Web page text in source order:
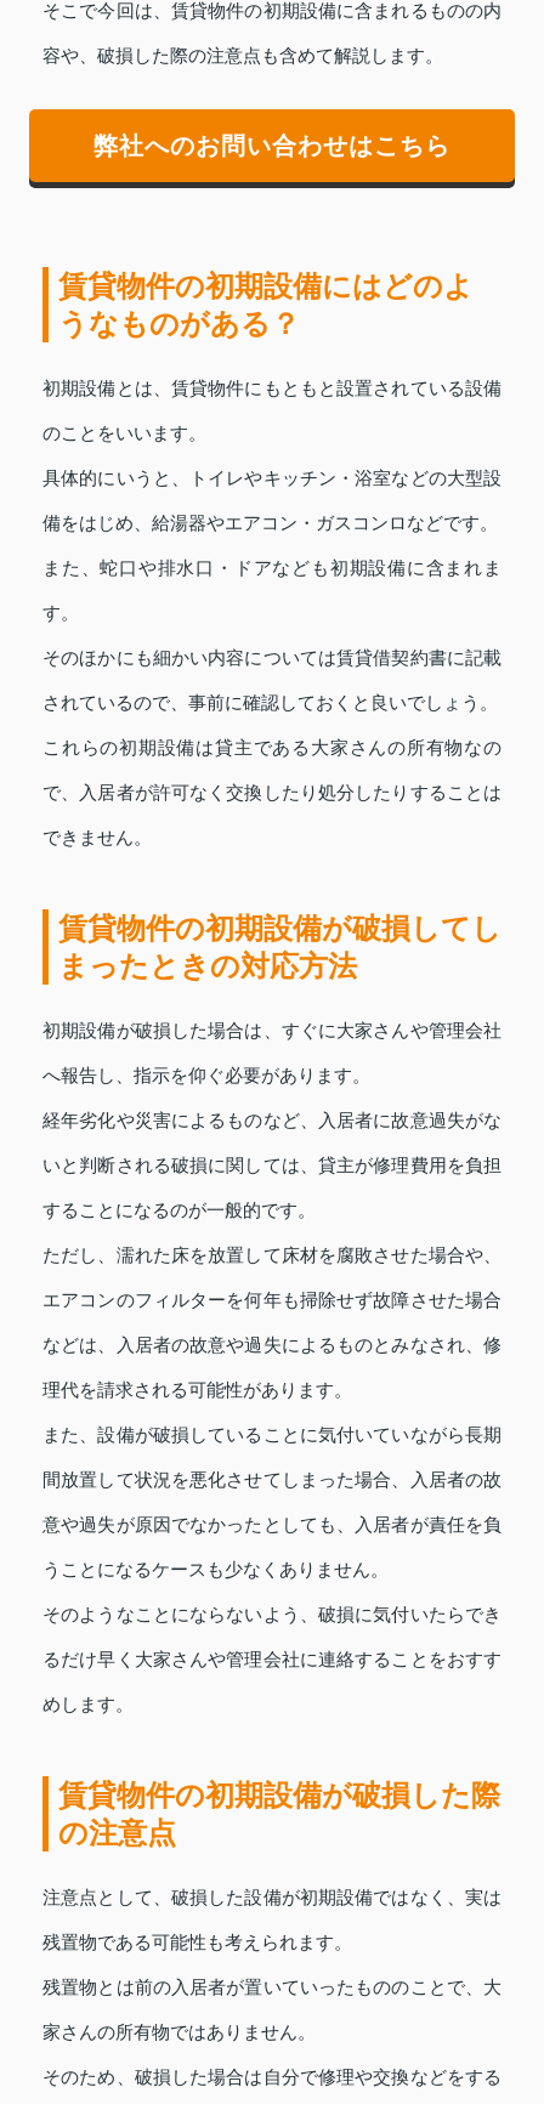
そこで今回は、賃貸物件の初期設備に含まれるものの内
容や、破損した際の注意点も含めて解説します。
弊社へのお問い合わせはこちら
賃貸物件の初期設備にはどのよ
うなものがある？
初期設備とは、賃貸物件にもともと設置されている設備
のことをいいます。
具体的にいうと、トイレやキッチン・浴室などの大型設
備をはじめ、給湯器やエアコン・ガスコンロなどです。
また、蛇口や排水口・ドアなども初期設備に含まれま
す。
そのほかにも細かい内容については賃貸借契約書に記載
されているので、事前に確認しておくと良いでしょう。
これらの初期設備は貸主である大家さんの所有物なの
で、入居者が許可なく交換したり処分したりすることは
できません。
賃貸物件の初期設備が破損してし
まったときの対応方法
初期設備が破損した場合は、すぐに大家さんや管理会社
へ報告し、指示を仰ぐ必要があります。
経年劣化や災害によるものなど、入居者に故意過失がな
いと判断される破損に関しては、貸主が修理費用を負担
することになるのが一般的です。
ただし、濡れた床を放置して床材を腐敗させた場合や、
エアコンのフィルターを何年も掃除せず故障させた場合
などは、入居者の故意や過失によるものとみなされ、修
理代を請求される可能性があります。
また、設備が破損していることに気付いていながら長期
間放置して状況を悪化させてしまった場合、入居者の故
意や過失が原因でなかったとしても、入居者が責任を負
うことになるケースも少なくありません。
そのようなことにならないよう、破損に気付いたらでき
るだけ早く大家さんや管理会社に連絡することをおすす
めします。
賃貸物件の初期設備が破損した際
の注意点
注意点として、破損した設備が初期設備ではなく、実は
残置物である可能性も考えられます。
残置物とは前の入居者が置いていったもののことで、大
家さんの所有物ではありません。
そのため、破損した場合は自分で修理や交換などをする